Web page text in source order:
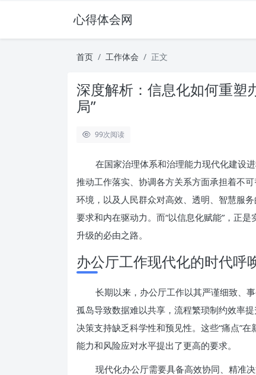
心得体会网
首页 工作体会 正文
深度解析：信息化如何重塑
局”
99次阅读
在国家治理体系和治理能力现代化建设
推动工作落实、协调各方关系方面承担着不
环境，以及人民群众对高效、透明、智慧服
要求和内在驱动力。而“以信息化赋能”，正
升级的必由之路。
办公厅工作现代化的时代呼
长期以来，办公厅工作以其严谨细致、
孤岛导致数据难以共享，流程繁琐制约效率
决策支持缺乏科学性和预见性。这些“痛点”
能力和风险应对水平提出了更高的要求。
现代化办公厅需要具备高效协同、精准